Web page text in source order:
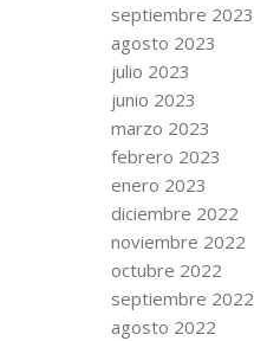
septiembre 2023
agosto 2023
julio 2023
junio 2023
marzo 2023
febrero 2023
enero 2023
diciembre 2022
noviembre 2022
octubre 2022
septiembre 2022
agosto 2022